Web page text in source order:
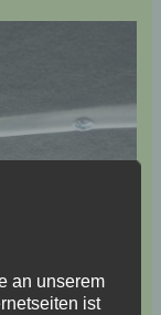
an unserem
ist